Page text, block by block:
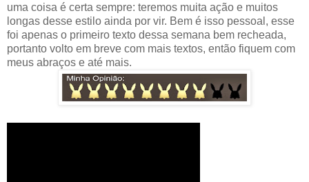
uma coisa é certa sempre: teremos muita ação e muitos
longas desse estilo ainda por vir. Bem é isso pessoal, esse
foi apenas o primeiro texto dessa semana bem recheada,
portanto volto em breve com mais textos, então fiquem com
meus abraços e até mais.